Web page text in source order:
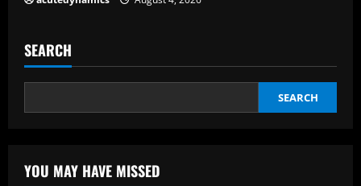
SEARCH
SEARCH
YOU MAY HAVE MISSED